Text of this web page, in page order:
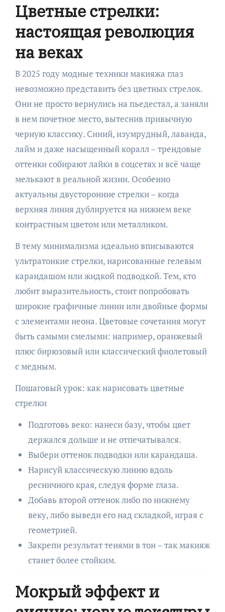
Цветные стрелки:
настоящая революция
на веках
В 2025 году модные техники макияжа глаз
невозможно представить без цветных стрелок.
Они не просто вернулись на пьедестал, а заняли
в нем почетное место, вытеснив привычную
черную классику. Синий, изумрудный, лаванда,
лайм и даже насыщенный коралл – трендовые
оттенки собирают лайки в соцсетях и всё чаще
мелькают в реальной жизни. Особенно
актуальны двусторонние стрелки – когда
верхняя линия дублируется на нижнем веке
контрастным цветом или металликом.
В тему минимализма идеально вписываются
ультратонкие стрелки, нарисованные гелевым
карандашом или жидкой подводкой. Тем, кто
любит выразительность, стоит попробовать
широкие графичные линии или двойные формы
с элементами неона. Цветовые сочетания могут
быть самыми смелыми: например, оранжевый
плюс бирюзовый или классический фиолетовый
с медным.
Пошаговый урок: как нарисовать цветные
стрелки
Подготовь веко: нанеси базу, чтобы цвет
держался дольше и не отпечатывался.
Выбери оттенок подводки или карандаша.
Нарисуй классическую линию вдоль
ресничного края, следуя форме глаза.
Добавь второй оттенок либо по нижнему
веку, либо выведи его над складкой, играя с
геометрией.
Закрепи результат тенями в тон – так макияж
станет более стойким.
Мокрый эффект и